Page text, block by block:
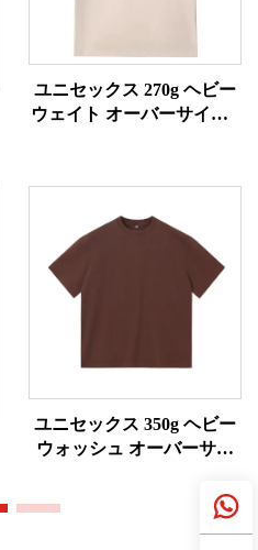
ユニセックス 270g ヘビー
ウェイト オーバーサイズT
ユニセックス 350g ヘビー
ウォッシュ オーバーサイ